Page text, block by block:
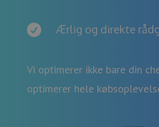
 Ærlig og direkte
Vi optimerer ikke bare din
optimerer hele